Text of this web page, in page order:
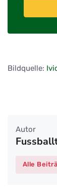
Bildquelle:
Autor
Alle